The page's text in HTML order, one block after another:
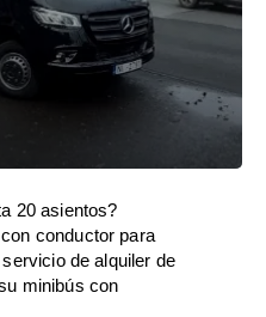
20 asientos?
conductor para
de alquiler de
minibús con